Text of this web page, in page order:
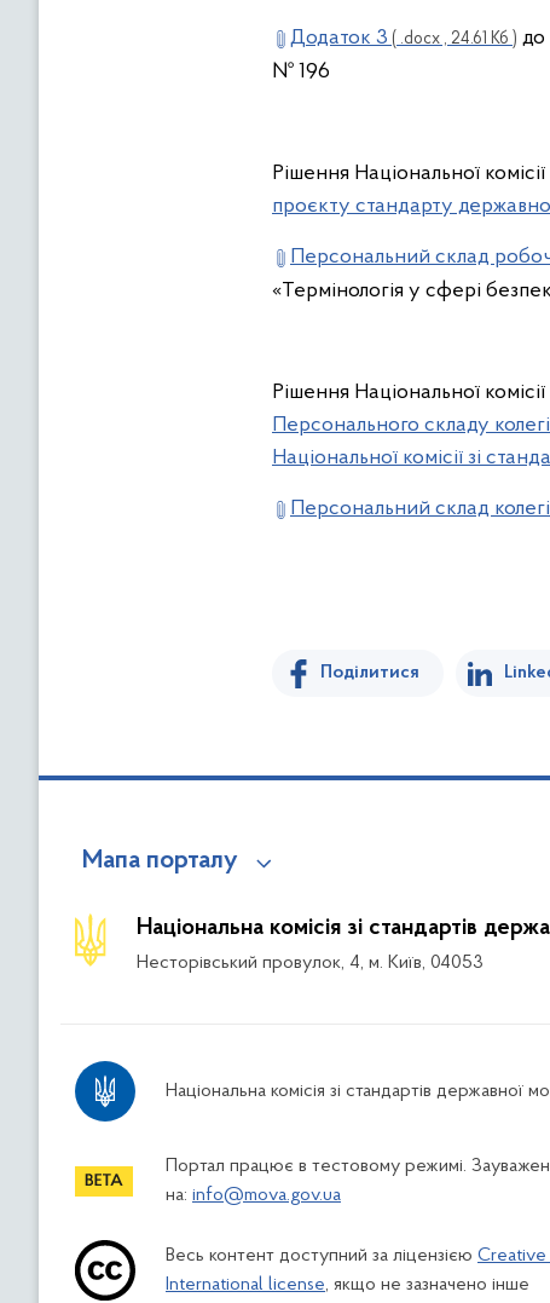
Додаток 3 ( .docx , 24.61 Кб ) до
№ 196
Рішення Національної
проєкту стандарту
Персональний склад
«Термінологія у сфері
Рішення Національної
Персонального складу
Національної комісії зі
Персональний склад
Поділитися
Мапа порталу
Національна комісія зі стандартів
Несторівський провулок, 4, м. Київ, 04053
Національна комісія зі стандартів державної
Портал працює в тестовому режимі.
на: info@mova.gov.ua
Весь контент доступний за ліцензією Creative
International license, якщо не зазначено інше